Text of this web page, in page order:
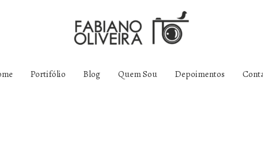
Portifólio Blog Quem Sou Depoimentos